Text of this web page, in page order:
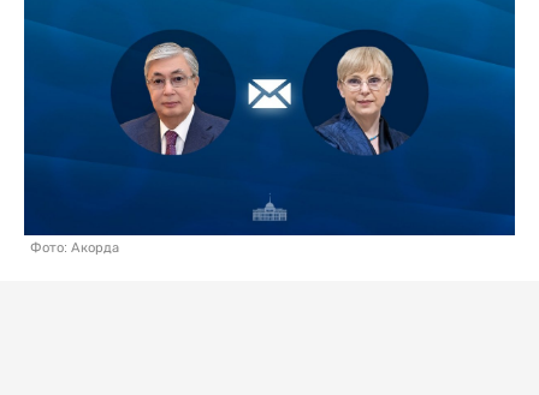
Фото: Акорда